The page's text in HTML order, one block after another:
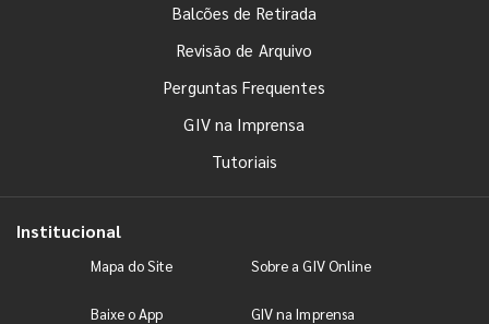
Balcões de Retirada
Revisão de Arquivo
Perguntas Frequentes
GIV na Imprensa
Tutoriais
Institucional
Mapa do Site Sobre a GIV Online
Baixe o App GIV na Imprensa